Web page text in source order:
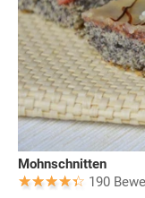
Mohnschnitten
190